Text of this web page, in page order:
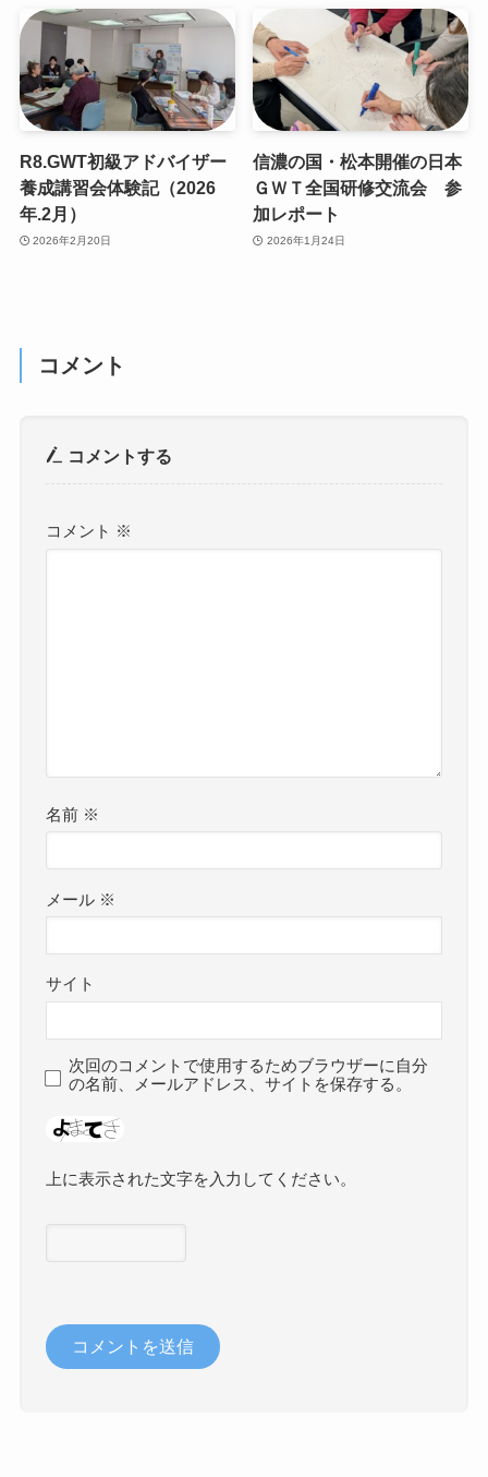
R8.GWT初級アドバイザー
養成講習会体験記（2026
年.2月）
2026年2月20日
信濃の国・松本開催の日本
ＧＷＴ全国研修交流会 参
加レポート
2026年1月24日
コメント
コメントする
コメント ※
名前 ※
メール ※
サイト
次回のコメントで使用するためブラウザーに自分
の名前、メールアドレス、サイトを保存する。
上に表示された文字を入力してください。